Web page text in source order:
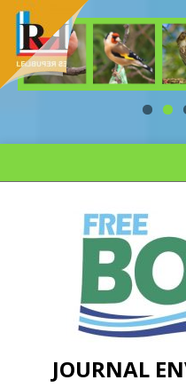
JOURNAL